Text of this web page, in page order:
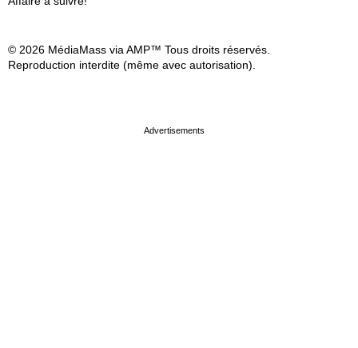
© 2026 MédiaMass via AMP™ Tous droits réservés.
Reproduction interdite (même avec autorisation).